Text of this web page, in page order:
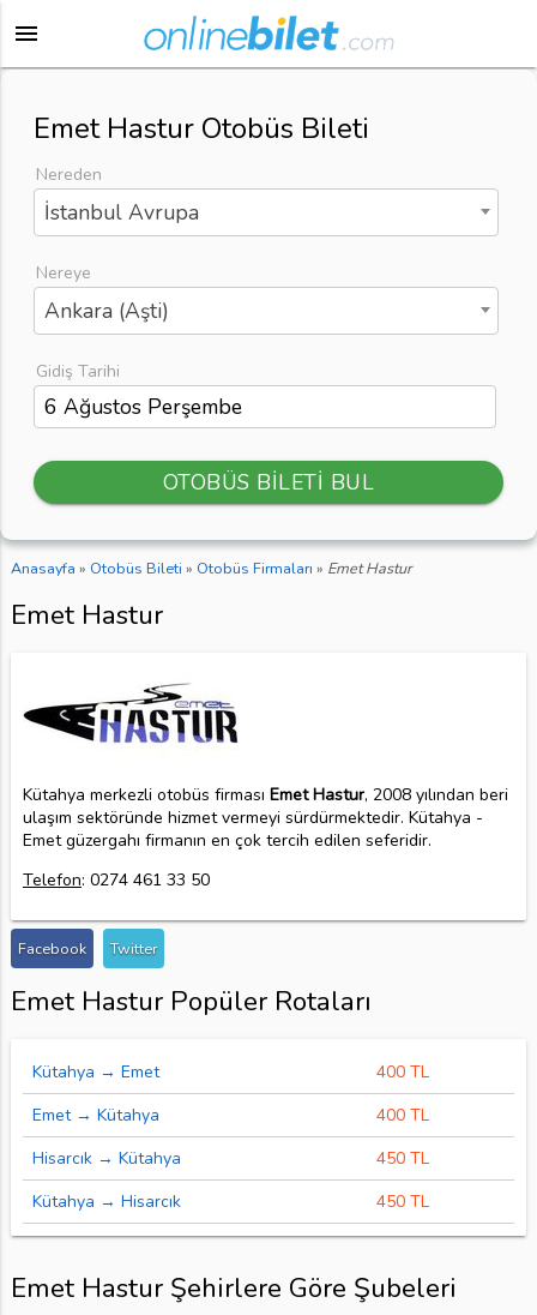
menu
Emet Hastur Otobüs Bileti
Nereden
İstanbul Avrupa
Nereye
Ankara (Aşti)
Gidiş Tarihi
OTOBÜS BİLETİ BUL
Anasayfa » Otobüs Bileti » Otobüs Firmaları » Emet Hastur
Emet Hastur
Kütahya merkezli otobüs firması Emet Hastur, 2008 yılından beri
ulaşım sektöründe hizmet vermeyi sürdürmektedir. Kütahya -
Emet güzergahı firmanın en çok tercih edilen seferidir.
Telefon: 0274 461 33 50
Facebook Twitter
Emet Hastur Popüler Rotaları
Kütahya → Emet
400 TL
Emet → Kütahya
400 TL
Hisarcık → Kütahya
450 TL
Kütahya → Hisarcık
450 TL
Emet Hastur Şehirlere Göre Şubeleri